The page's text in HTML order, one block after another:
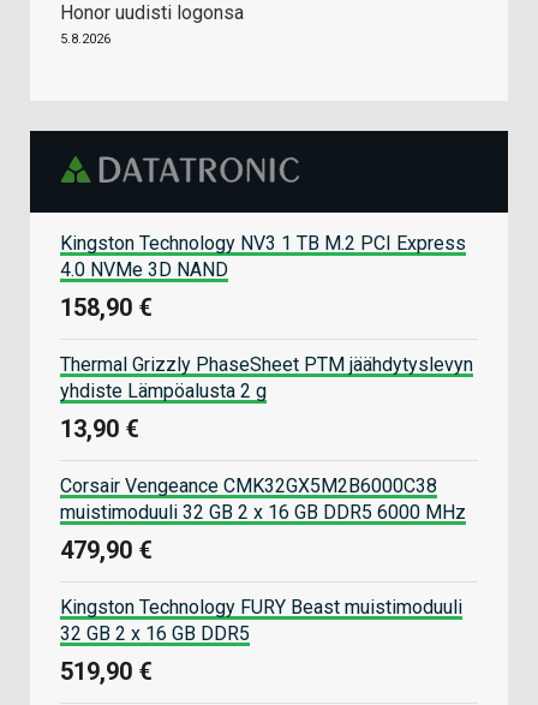
Honor uudisti logonsa
5.8.2026
Kingston Technology NV3 1 TB M.2 PCI Express
4.0 NVMe 3D NAND
158,90 €
Thermal Grizzly PhaseSheet PTM jäähdytyslevyn
yhdiste Lämpöalusta 2 g
13,90 €
Corsair Vengeance CMK32GX5M2B6000C38
muistimoduuli 32 GB 2 x 16 GB DDR5 6000 MHz
479,90 €
Kingston Technology FURY Beast muistimoduuli
32 GB 2 x 16 GB DDR5
519,90 €